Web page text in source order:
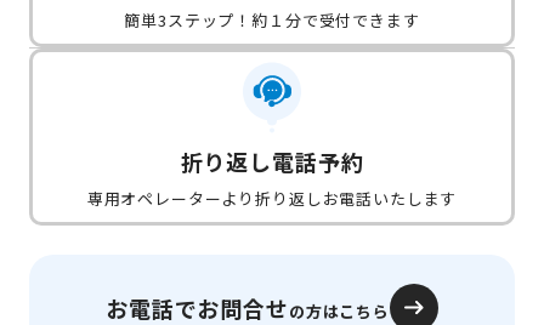
簡単3ステップ！約１分で受付できます
折り返し電話予約
専用オペレーターより折り返しお電話いたします
お電話でお問合せの方はこちら